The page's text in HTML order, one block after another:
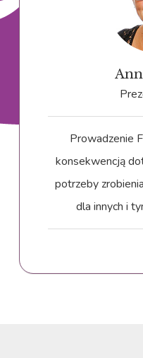
Prowadzenie
konsekwencją
potrzeby
dla innych i